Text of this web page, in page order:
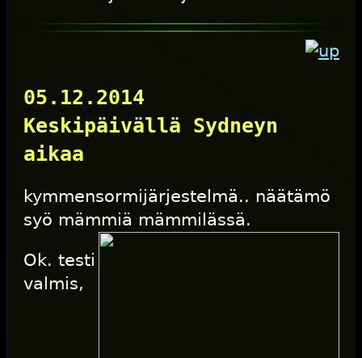
05.12.2014
Keskipäivällä Sydneyn
aikaa
kymmensormijärjestelmä.. näätämö
syö mämmiä mämmilässä.
Ok. testi
valmis,